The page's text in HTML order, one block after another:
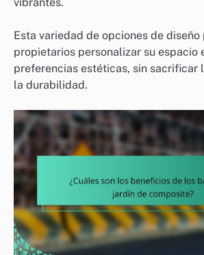
Esta variedad de opciones de
propietarios personalizar su espacio
preferencias estéticas, sin sacrificar
la durabilidad.